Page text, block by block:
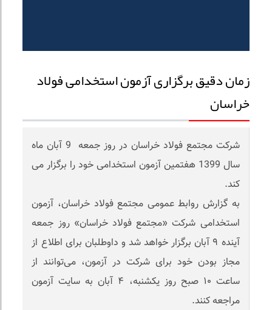
زمان دقیق برگزاری آزمون استخدامی فولاد
خراسان
شرکت مجتمع فولاد خراسان در روز جمعه 9 آبان ماه
سال 1399 هفتمین آزمون استخدامی خود را برگزار می
کند.
به گزارش روابط عمومی مجتمع فولاد خراسان، آزمون
استخدامی شرکت «مجتمع فولاد خراسان» روز جمعه
آینده ٩ آبان برگزار خواهد شد و داوطلبان برای اطلاع از
مجاز بودن خود برای شرکت در آزمون، می‌توانند از
ساعت ١٠ صبح روز یکشنبه، ۴ آبان به سایت آزمون
مراجعه کنند.